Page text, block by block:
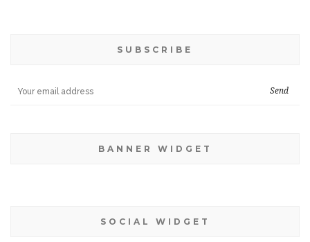
SUBSCRIBE
BANNER WIDGET
SOCIAL WIDGET